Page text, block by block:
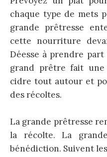
chaque type de mets
grande prêtresse
cette nourriture
Déesse à prendre
grand prêtre fait
cidre tout autour et
des récoltes.
La grande prêtresse
la récolte. La
bénédiction. Suivent